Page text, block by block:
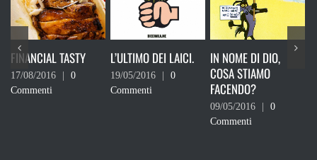
FINANCIAL TASTY
17/08/2016 |
0
Commenti
L’ULTIMO DEI LAICI.
19/05/2016 |
0
Commenti
IN NOME DI DIO,
COSA STIAMO
FACENDO?
09/05/2016 |
0
Commenti